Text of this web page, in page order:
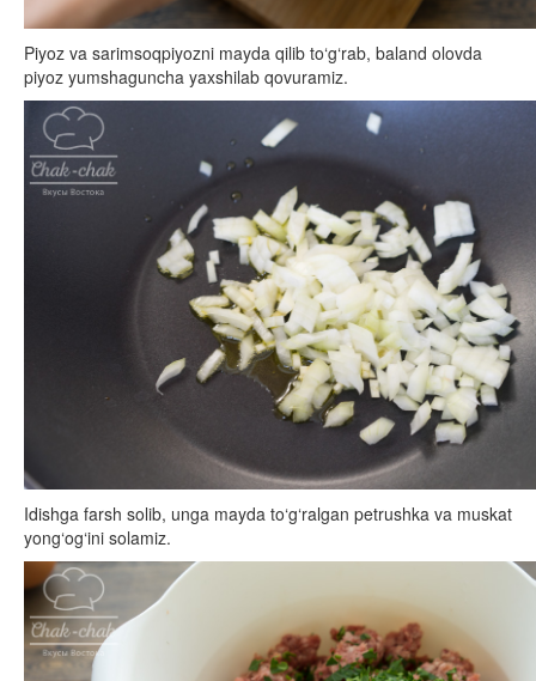
Piyoz va sarimsoqpiyozni mayda qilib to‘g‘rab, baland olovda
piyoz yumshaguncha yaxshilab qovuramiz.
Idishga farsh solib, unga mayda to‘g‘ralgan petrushka va muskat
yong‘og‘ini solamiz.